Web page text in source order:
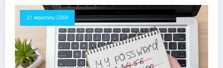
21 พฤษภาคม 2569